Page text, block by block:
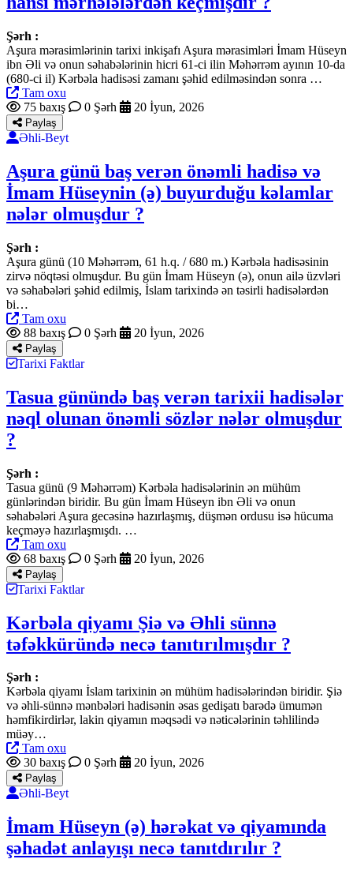
Şərh :
Aşura mərasimlərinin tarixi inkişafı Aşura mərasimləri İmam Hüseyn
ibn Əli və onun səhabələrinin hicri 61-ci ilin Məhərrəm ayının 10-da
(680-ci il) Kərbəla hadisəsi zamanı şəhid edilməsindən sonra …
Tam oxu
75 baxış
0 Şərh 20 İyun, 2026
Paylaş
Əhli-Beyt
Aşura günü baş verən önəmli hadisə və
İmam Hüseynin (ə) buyurduğu kəlamlar
nələr olmuşdur ?
Şərh :
Aşura günü (10 Məhərrəm, 61 h.q. / 680 m.) Kərbəla hadisəsinin
zirvə nöqtəsi olmuşdur. Bu gün İmam Hüseyn (ə), onun ailə üzvləri
və səhabələri şəhid edilmiş, İslam tarixində ən təsirli hadisələrdən
bi…
Tam oxu
88 baxış
0 Şərh 20 İyun, 2026
Paylaş
Tarixi Faktlar
Tasua günündə baş verən tarixii hadisələr
nəql olunan önəmli sözlər nələr olmuşdur
?
Şərh :
Tasua günü (9 Məhərrəm) Kərbəla hadisələrinin ən mühüm
günlərindən biridir. Bu gün İmam Hüseyn ibn Əli və onun
səhabələri Aşura gecəsinə hazırlaşmış, düşmən ordusu isə hücuma
keçməyə hazırlaşmışdı. …
Tam oxu
68 baxış
0 Şərh 20 İyun, 2026
Paylaş
Tarixi Faktlar
Kərbəla qiyamı Şiə və Əhli sünnə
təfəkküründə necə tanıtırılmışdır ?
Şərh :
Kərbəla qiyamı İslam tarixinin ən mühüm hadisələrindən biridir. Şiə
və əhli-sünnə mənbələri hadisənin əsas gedişatı barədə ümumən
həmfikirdirlər, lakin qiyamın məqsədi və nəticələrinin təhlilində
müəy…
Tam oxu
30 baxış
0 Şərh 20 İyun, 2026
Paylaş
Əhli-Beyt
İmam Hüseyn (ə) hərəkat və qiyamında
şəhadət anlayışı necə tanıtdırılır ?